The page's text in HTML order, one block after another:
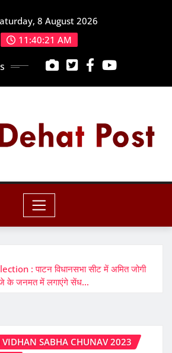
8 August 2026
11:40:23 AM
: पाटन विधानसभा सीट में अमित जोगी
के जनमत में लगाएंगे सेंध…
VIDHAN SABHA CHUNAV 2023